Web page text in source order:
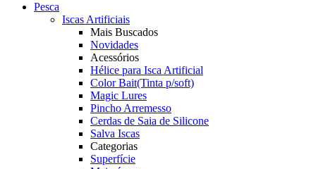
Pesca
Iscas Artificiais
Mais Buscados
Novidades
Acessórios
Hélice para Isca Artificial
Color Bait(Tinta p/soft)
Magic Lures
Pincho Arremesso
Cerdas de Saia de Silicone
Salva Iscas
Categorias
Superfície